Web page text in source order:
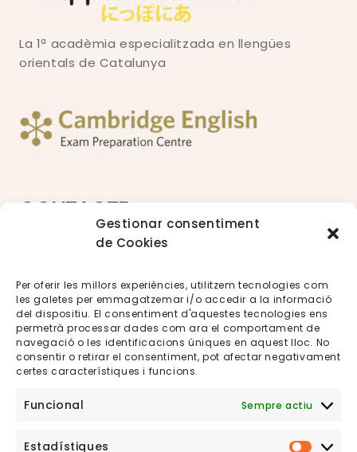
Gestionar consentiment
de Cookies
Per oferir les millors experiències, utilitzem tecnologies com
les galetes per emmagatzemar i/o accedir a la informació
del dispositiu. El consentiment d'aquestes tecnologies ens
permetrà processar dades com ara el comportament de
navegació o les identificacions úniques en aquest lloc. No
consentir o retirar el consentiment, pot afectar negativament
certes característiques i funcions.
Funcional Sempre actiu
Estadístiques
La 1ª acadèmia especialitzada en llengües
orientals de Catalunya
CONTACTE
C/Rutlla, 106, baixos esq.
Tel: 615 148 275
E-mail: info@nipponia.cat
HORARI
en hores concertades